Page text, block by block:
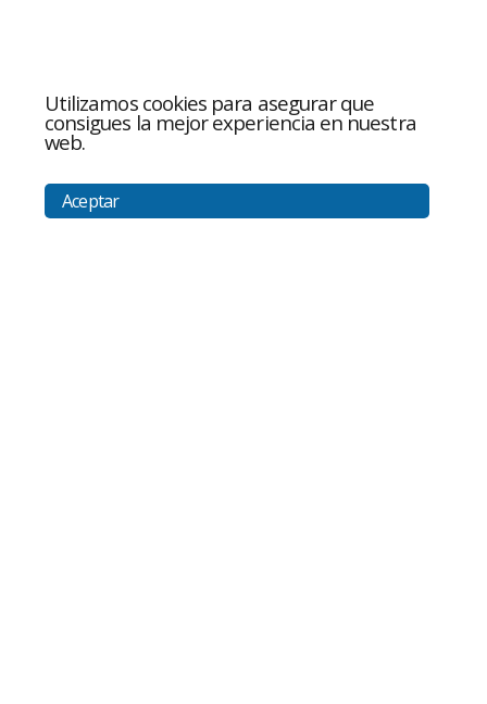
Utilizamos cookies para asegurar que
consigues la mejor experiencia en nuestra
web.
Aceptar